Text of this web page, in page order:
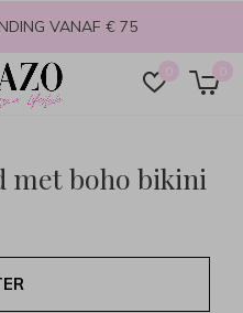
0 0
VANAF € 75
met boho bikini